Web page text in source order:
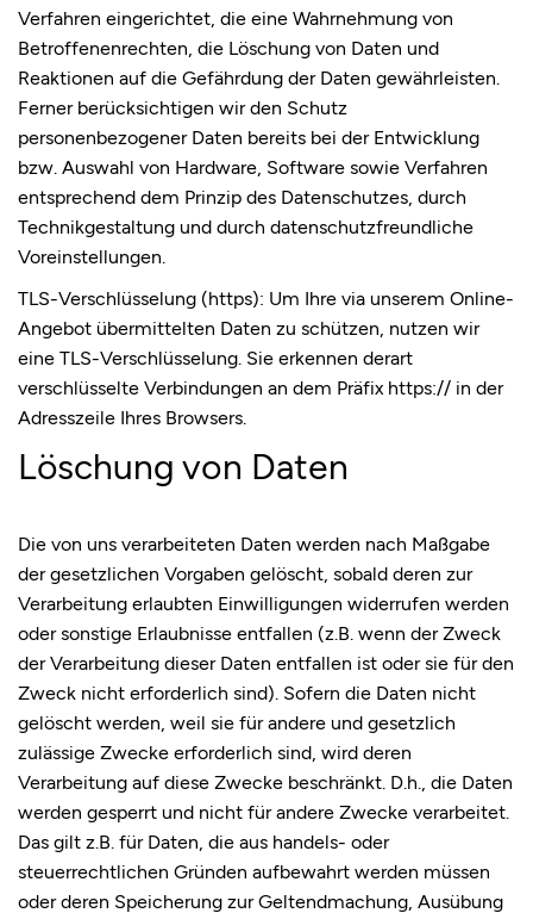
Verfahren eingerichtet, die eine Wahrnehmung von
Betroffenenrechten, die Löschung von Daten und
Reaktionen auf die Gefährdung der Daten gewährleisten.
Ferner berücksichtigen wir den Schutz
personenbezogener Daten bereits bei der Entwicklung
bzw. Auswahl von Hardware, Software sowie Verfahren
entsprechend dem Prinzip des Datenschutzes, durch
Technikgestaltung und durch datenschutzfreundliche
Voreinstellungen.
TLS-Verschlüsselung (https): Um Ihre via unserem Online-
Angebot übermittelten Daten zu schützen, nutzen wir
eine TLS-Verschlüsselung. Sie erkennen derart
verschlüsselte Verbindungen an dem Präfix https:// in der
Adresszeile Ihres Browsers.
Löschung von Daten
Die von uns verarbeiteten Daten werden nach Maßgabe
der gesetzlichen Vorgaben gelöscht, sobald deren zur
Verarbeitung erlaubten Einwilligungen widerrufen werden
oder sonstige Erlaubnisse entfallen (z.B. wenn der Zweck
der Verarbeitung dieser Daten entfallen ist oder sie für den
Zweck nicht erforderlich sind). Sofern die Daten nicht
gelöscht werden, weil sie für andere und gesetzlich
zulässige Zwecke erforderlich sind, wird deren
Verarbeitung auf diese Zwecke beschränkt. D.h., die Daten
werden gesperrt und nicht für andere Zwecke verarbeitet.
Das gilt z.B. für Daten, die aus handels- oder
steuerrechtlichen Gründen aufbewahrt werden müssen
oder deren Speicherung zur Geltendmachung, Ausübung